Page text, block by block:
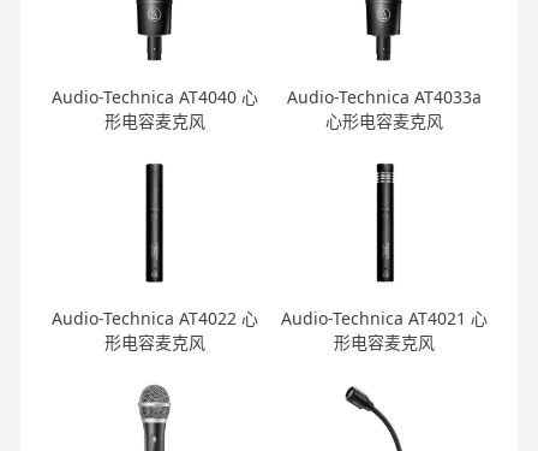
Audio-Technica AT4040 心
形电容麦克风
Audio-Technica AT4033a
心形电容麦克风
Audio-Technica AT4022 心
形电容麦克风
Audio-Technica AT4021 心
形电容麦克风